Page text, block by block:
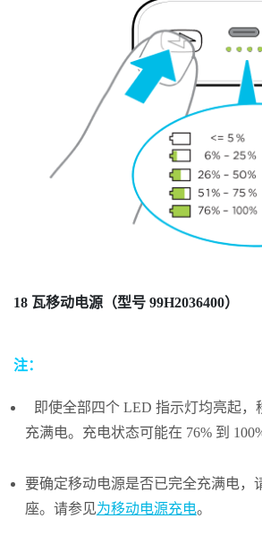
18 瓦移动电源（型号 99H2036400）
注：
即使全部四个 LED 指示灯均亮起，
充满电。充电状态可能在 76% 到
要确定移动电源是否已完全充满电，
座。请参见为移动电源充电。